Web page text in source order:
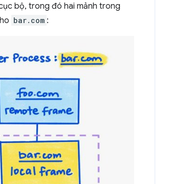
bộ, trong đó hai mảnh trong
bar.com :